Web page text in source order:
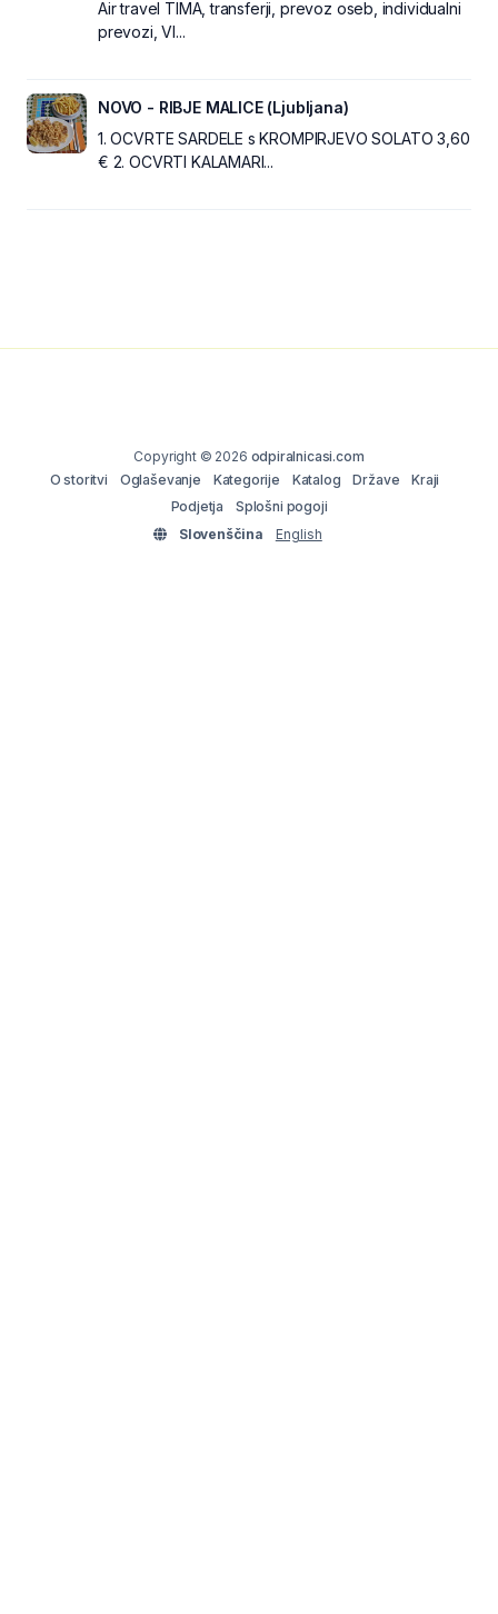
Air travel TIMA, transferji, prevoz oseb, individualni
prevozi, VI...
NOVO - RIBJE MALICE (Ljubljana)
1. OCVRTE SARDELE s KROMPIRJEVO SOLATO 3,60
€ 2. OCVRTI KALAMARI...
Copyright © 2026 odpiralnicasi.com
O storitvi
Oglaševanje Kategorije Katalog Države
Kraji
Podjetja
Splošni pogoji
Slovenščina
English